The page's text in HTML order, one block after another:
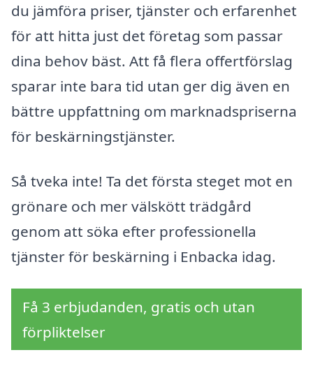
du jämföra priser, tjänster och erfarenhet
för att hitta just det företag som passar
dina behov bäst. Att få flera offertförslag
sparar inte bara tid utan ger dig även en
bättre uppfattning om marknadspriserna
för beskärningstjänster.
Så tveka inte! Ta det första steget mot en
grönare och mer välskött trädgård
genom att söka efter professionella
tjänster för beskärning i Enbacka idag.
Få 3 erbjudanden, gratis och utan
förpliktelser